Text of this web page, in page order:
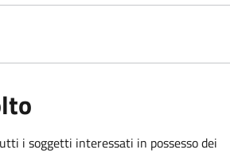
i soggetti interessati in possesso dei